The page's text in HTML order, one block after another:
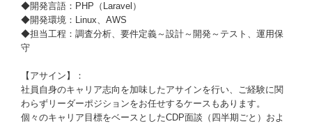
◆開発言語：PHP（Laravel）
◆開発環境：Linux、AWS
◆担当工程：調査分析、要件定義～設計～開発～テスト、運用保
守
【アサイン】：
社員自身のキャリア志向を加味したアサインを行い、ご経験に関
わらずリーダーポジションをお任せするケースもあります。
個々のキャリア目標をベースとしたCDP面談（四半期ごと）およ